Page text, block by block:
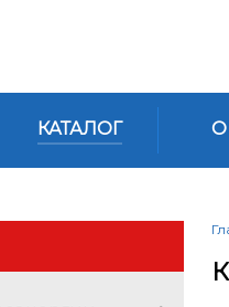
КАТАЛОГ О